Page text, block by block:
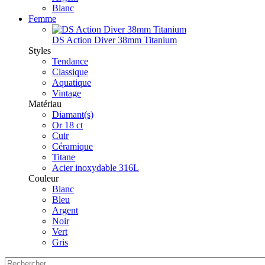
Blanc
Femme
DS Action Diver 38mm Titanium
Styles
Tendance
Classique
Aquatique
Vintage
Matériau
Diamant(s)
Or 18 ct
Cuir
Céramique
Titane
Acier inoxydable 316L
Couleur
Blanc
Bleu
Argent
Noir
Vert
Gris